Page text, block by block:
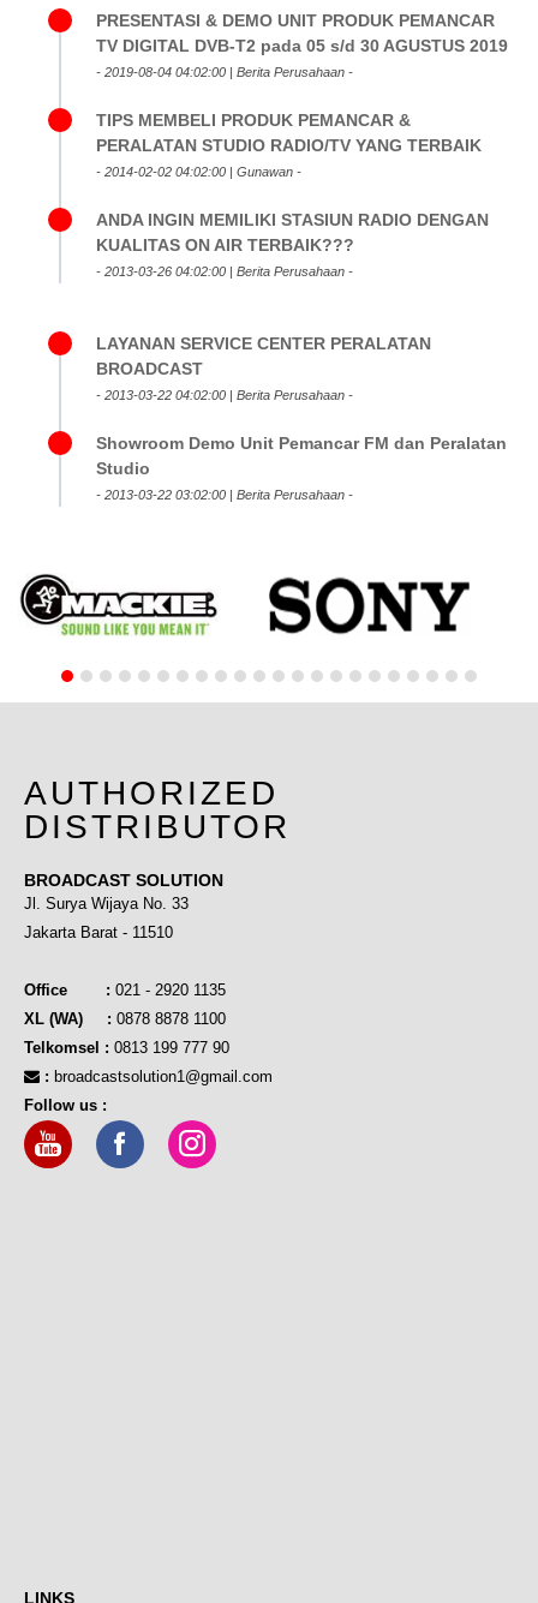
PRESENTASI & DEMO UNIT PRODUK PEMANCAR
TV DIGITAL DVB-T2 pada 05 s/d 30 AGUSTUS 2019
- 2019-08-04 04:02:00 | Berita Perusahaan -
TIPS MEMBELI PRODUK PEMANCAR &
PERALATAN STUDIO RADIO/TV YANG TERBAIK
- 2014-02-02 04:02:00 | Gunawan -
ANDA INGIN MEMILIKI STASIUN RADIO DENGAN
KUALITAS ON AIR TERBAIK???
- 2013-03-26 04:02:00 | Berita Perusahaan -
LAYANAN SERVICE CENTER PERALATAN
BROADCAST
- 2013-03-22 04:02:00 | Berita Perusahaan -
Showroom Demo Unit Pemancar FM dan Peralatan
Studio
- 2013-03-22 03:02:00 | Berita Perusahaan -
AUTHORIZED
DISTRIBUTOR
BROADCAST SOLUTION
Jl. Surya Wijaya No. 33
Jakarta Barat - 11510
Office : 021 - 2920 1135
XL (WA) : 0878 8878 1100
Telkomsel : 0813 199 777 90
: broadcastsolution1@gmail.com
Follow us :
LINKS